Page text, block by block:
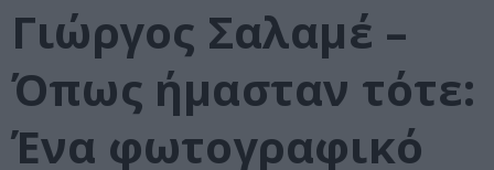
Γιώργος Σαλαμέ –
Όπως ήμασταν τότε:
Ένα φωτογραφικό